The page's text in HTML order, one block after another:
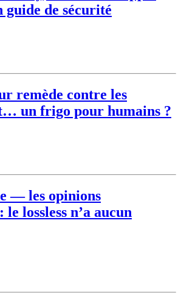
guide de sécurité
remède contre les
un frigo pour humains ?
— les opinions
lossless n’a aucun